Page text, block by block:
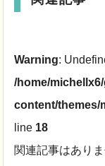
Warning:
/home/
content/themes/
line 18
関連記事はあり